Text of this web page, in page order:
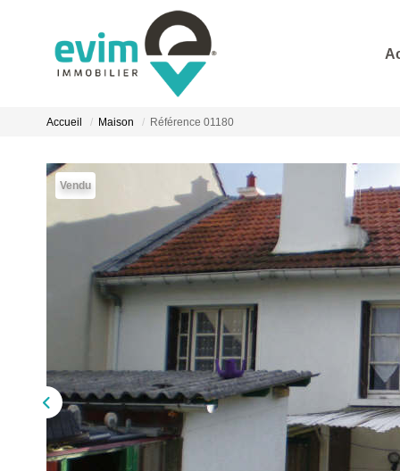
Accueil Maison Référence 01180
Vendu